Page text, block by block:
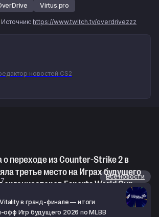
Virtus.pro
Источник: https://www.twitch.tv/overdrivezzz
новостей CS2
о переходе из Counter-Strike 2 в
третье место на Играх будущего
организаторов Esports World Cup
Все новости
в гранд-финале — итоги
офф Игр будущего 2026 по MLBB